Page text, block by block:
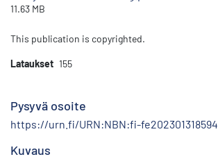
11.63 MB
This publication is copyrighted.
Lataukset 155
Pysyvä osoite
https://urn.fi/URN:NBN:fi-fe202301318594
Kuvaus